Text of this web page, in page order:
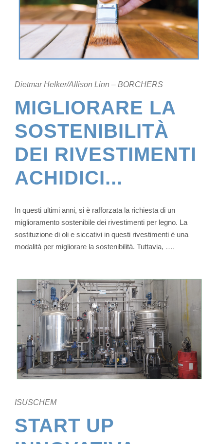
Dietmar Helker/Allison Linn – BORCHERS
MIGLIORARE LA
SOSTENIBILITÀ
DEI RIVESTIMENTI
ACHIDICI...
In questi ultimi anni, si è rafforzata la richiesta di un
miglioramento sostenibile dei rivestimenti per legno. La
sostituzione di oli e siccativi in questi rivestimenti è una
modalità per migliorare la sostenibilità. Tuttavia, ….
ISUSCHEM
START UP